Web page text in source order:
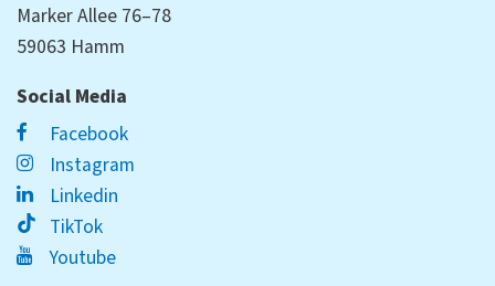
Marker Allee 76–78
59063 Hamm
Social Media
Facebook
Instagram
Linkedin
TikTok
Youtube